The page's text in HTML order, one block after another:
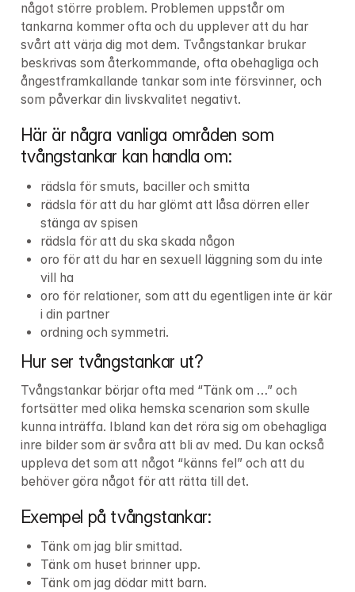
något större problem. Problemen uppstår om
tankarna kommer ofta och du upplever att du har
svårt att värja dig mot dem. Tvångstankar brukar
beskrivas som återkommande, ofta obehagliga och
ångestframkallande tankar som inte försvinner, och
som påverkar din livskvalitet negativt.
Här är några vanliga områden som
tvångstankar kan handla om:
rädsla för smuts, baciller och smitta
rädsla för att du har glömt att låsa dörren eller
stänga av spisen
rädsla för att du ska skada någon
oro för att du har en sexuell läggning som du inte
vill ha
oro för relationer, som att du egentligen inte är kär
i din partner
ordning och symmetri.
Hur ser tvångstankar ut?
Tvångstankar börjar ofta med “Tänk om …” och
fortsätter med olika hemska scenarion som skulle
kunna inträffa. Ibland kan det röra sig om obehagliga
inre bilder som är svåra att bli av med. Du kan också
uppleva det som att något “känns fel” och att du
behöver göra något för att rätta till det.
Exempel på tvångstankar:
Tänk om jag blir smittad.
Tänk om huset brinner upp.
Tänk om jag dödar mitt barn.